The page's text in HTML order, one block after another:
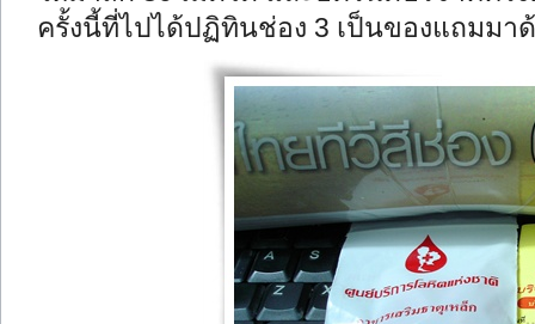
ครั้งนี้ที่ไปได้ปฏิทินช่อง 3 เป็นของแถมมา